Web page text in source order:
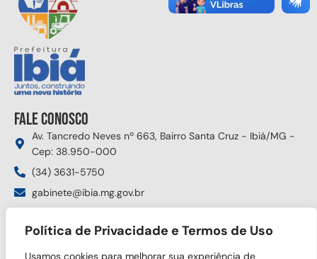
Política de Privacidade e Termos de Uso
Usamos cookies para melhorar sua experiência de
Fale conosco
Av. Tancredo Neves nº 663, Bairro Santa Cruz - Ibiá/MG -
Cep: 38.950-000
(34) 3631-5750
gabinete@ibia.mg.gov.br